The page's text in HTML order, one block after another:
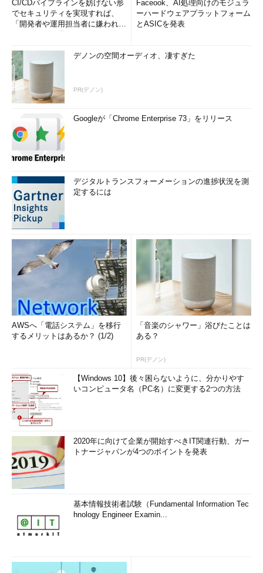
CI/CDパイプラインを妨げない形
でセキュリティを実現すれば、
「開発者や運用担当者に嫌われな
Faceook、AI処理向けのモジュラ
ーハードウェアプラットフォーム
とASICを発表
デノンの空間オーディオ、凄すぎた
PR(デノン)
Googleが「Chrome Enterprise 73」をリリース
デジタルトランスフォーメーションの進捗状況を測
定するには
AWSへ「電話システム」を移行
するメリットはあるか？ (1/2)
「音楽のシャワー」浴びたことは
ある？
PR(デノン)
【Windows 10】後々困らないように、分かりやす
いコンピュータ名（PC名）に変更する2つの方法
2020年に向けて企業が開始すべきIT関連行動、ガー
トナージャパンが4つのポイントを発表
基本情報技術者試験（Fundamental Information Tec
hnology Engineer Examin...